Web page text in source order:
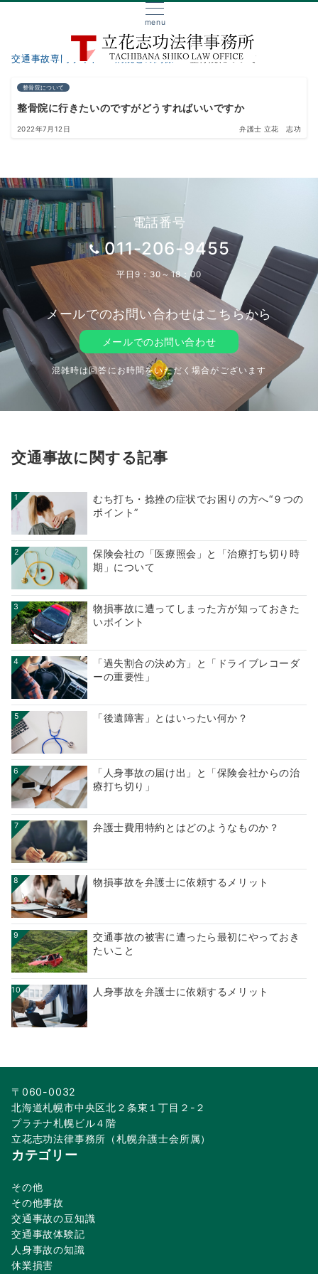
menu
交通事故専門サイト 病院との関係 整骨院について
整骨院について
整骨院に行きたいのですがどうすればいいですか
2022年7月12日 弁護士 立花 志功
電話番号
011-206-9455
平日9：30～18：00
メールでのお問い合わせはこちらから
メールでのお問い合わせ
混雑時は回答にお時間をいただく場合がございます
交通事故に関する記事
1
むち打ち・捻挫の症状でお困りの方へ“９つの
ポイント”
2
保険会社の「医療照会」と「治療打ち切り時
期」について
3
物損事故に遭ってしまった方が知っておきた
いポイント
4
「過失割合の決め方」と「ドライブレコーダ
ーの重要性」
5 「後遺障害」とはいったい何か？
6
「人身事故の届け出」と「保険会社からの治
療打ち切り」
7 弁護士費用特約とはどのようなものか？
8 物損事故を弁護士に依頼するメリット
9
交通事故の被害に遭ったら最初にやっておき
たいこと
10 人身事故を弁護士に依頼するメリット
〒060-0032
北海道札幌市中央区北２条東１丁目２-２
プラチナ札幌ビル４階
立花志功法律事務所（札幌弁護士会所属）
カテゴリー
その他
その他事故
交通事故の豆知識
交通事故体験記
人身事故の知識
休業損害